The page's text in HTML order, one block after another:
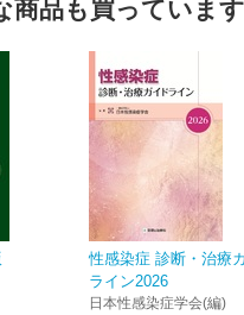
品も買っています
性感染症 診断・治療
ライン2026
日本性感染症学会(編)